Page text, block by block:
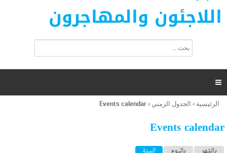
اللاجئون والمهاجرون
ت
ر
ل
ح
ب

أنت
هنا
الرئيسية › الجدول الزمني ›
Events calendar
Events calendar